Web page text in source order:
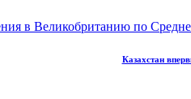
Казахстан